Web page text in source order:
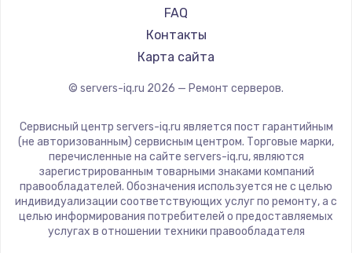
Техобслуживание
1300 руб.
Заказать
Прошивка
1400 руб.
FAQ
Контакты
Карта сайта
© servers-iq.ru 2026 — Ремонт серверов.
Сервисный центр servers-iq.ru является пост гарантийным
(не авторизованным) сервисным центром. Торговые марки,
перечисленные на сайте servers-iq.ru, являются
зарегистрированным товарными знаками компаний
правообладателей. Обозначения используется не с целью
индивидуализации соответствующих услуг по ремонту, а с
целью информирования потребителей о предоставляемых
услугах в отношении техники правообладателя